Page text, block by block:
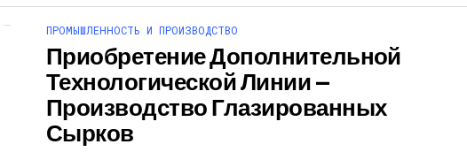
ПРОМЫШЛЕННОСТЬ И ПРОИЗВОДСТВО
Приобретение Дополнительной
Технологической Линии —
Производство Глазированных
Сырков